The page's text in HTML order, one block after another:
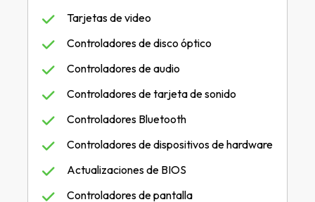
Tarjetas de video
Controladores de disco óptico
Controladores de audio
Controladores de tarjeta de sonido
Controladores Bluetooth
Controladores de dispositivos de hardware
Actualizaciones de BIOS
Controladores de pantalla